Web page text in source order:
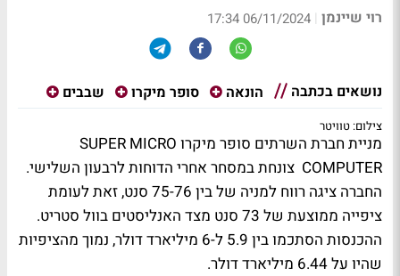
רוי שיינמן |
06/11/2024 17:34
נושאים בכתבה הונאה סופר מיקרו שבבים
צילום: טוויטר
מניית חברת השרתים סופר מיקרו SUPER MICRO
COMPUTER צונחת במסחר אחרי הדוחות לרבעון השלישי.
החברה ציגה רווח למניה של בין 75-76 סנט, זאת לעומת
ציפייה ממוצעת של 73 סנט מצד האנליסטים בוול סטריט.
ההכנסות הסתכמו בין 5.9 ל-6 מיליארד דולר, נמוך מהציפיות
שהיו על 6.44 מיליארד דולר.